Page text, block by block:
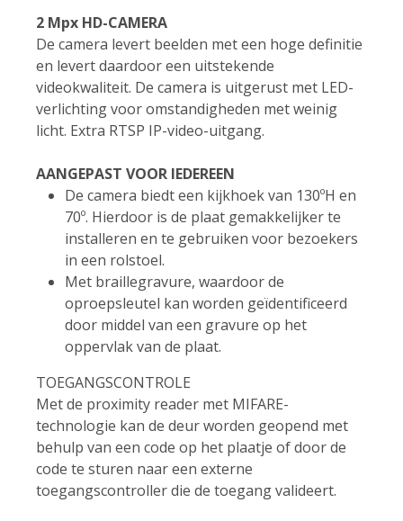
2 Mpx HD-CAMERA
De camera levert beelden met een hoge definitie
en levert daardoor een uitstekende
videokwaliteit. De camera is uitgerust met LED-
verlichting voor omstandigheden met weinig
licht. Extra RTSP IP-video-uitgang.
AANGEPAST VOOR IEDEREEN
De camera biedt een kijkhoek van 130ºH en
70º. Hierdoor is de plaat gemakkelijker te
installeren en te gebruiken voor bezoekers
in een rolstoel.
Met braillegravure, waardoor de
oproepsleutel kan worden geïdentificeerd
door middel van een gravure op het
oppervlak van de plaat.
TOEGANGSCONTROLE
Met de proximity reader met MIFARE-
technologie kan de deur worden geopend met
behulp van een code op het plaatje of door de
code te sturen naar een externe
toegangscontroller die de toegang valideert.